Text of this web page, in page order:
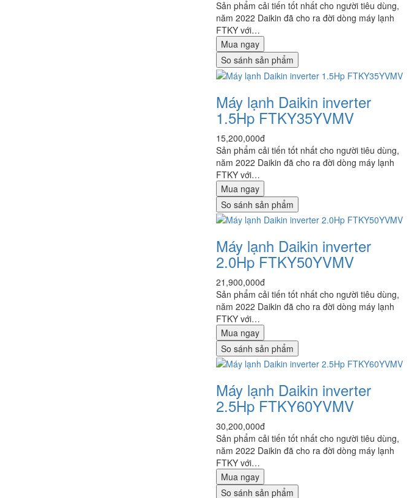
Sản phẩm cải tiến tốt nhất cho người tiêu dùng,
năm 2022 Daikin đã cho ra đời dòng máy lạnh
FTKY với…
Mua ngay
So sánh sản phẩm
Máy lạnh Daikin inverter
1.5Hp FTKY35YVMV
15,200,000đ
Sản phẩm cải tiến tốt nhất cho người tiêu dùng,
năm 2022 Daikin đã cho ra đời dòng máy lạnh
FTKY với…
Mua ngay
So sánh sản phẩm
Máy lạnh Daikin inverter
2.0Hp FTKY50YVMV
21,900,000đ
Sản phẩm cải tiến tốt nhất cho người tiêu dùng,
năm 2022 Daikin đã cho ra đời dòng máy lạnh
FTKY với…
Mua ngay
So sánh sản phẩm
Máy lạnh Daikin inverter
2.5Hp FTKY60YVMV
30,200,000đ
Sản phẩm cải tiến tốt nhất cho người tiêu dùng,
năm 2022 Daikin đã cho ra đời dòng máy lạnh
FTKY với…
Mua ngay
So sánh sản phẩm